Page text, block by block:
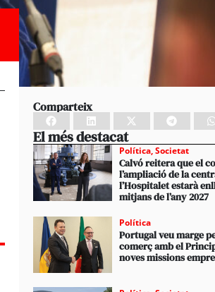
Comparteix
El més destacat
Política,Societat
Calvó reitera que el
l’ampliació de la
l’Hospitalet estarà
mitjans de l’any 2027
Política
Portugal veu marge
comerç amb el
noves missions